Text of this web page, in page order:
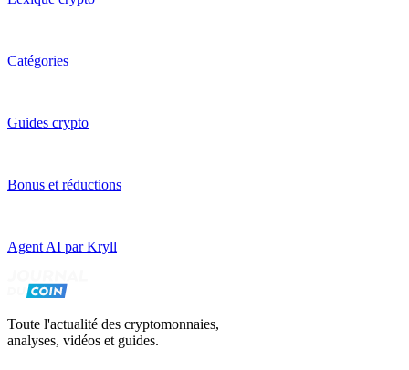
Catégories
Guides crypto
Bonus et réductions
Agent AI par Kryll
Toute l'actualité des cryptomonnaies,
analyses, vidéos et guides.